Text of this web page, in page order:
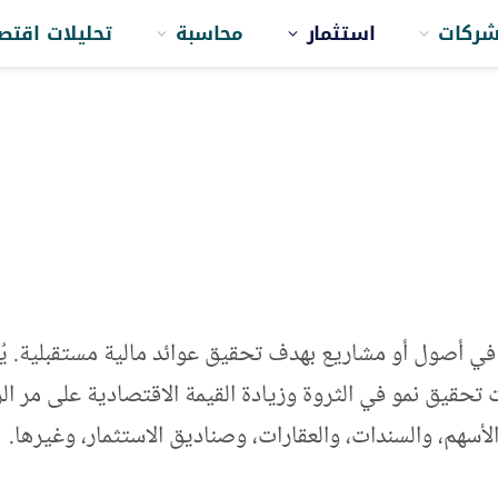
استثمار محاسبة تحليلات
أصول أو مشاريع بهدف تحقيق عوائد مالية مستقبلية.
نمو في الثروة وزيادة القيمة الاقتصادية على مر
والسندات، والعقارات، وصناديق الاستثمار، وغيرها.